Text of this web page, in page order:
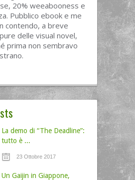
20% weeabooness e
Pubblico ebook e me
contendo, a breve
delle visual novel,
prima non sembravo
La demo di “The Deadline”:
tutto è ...
23 Ottobre 2017
Un Gaijin in Giappone,